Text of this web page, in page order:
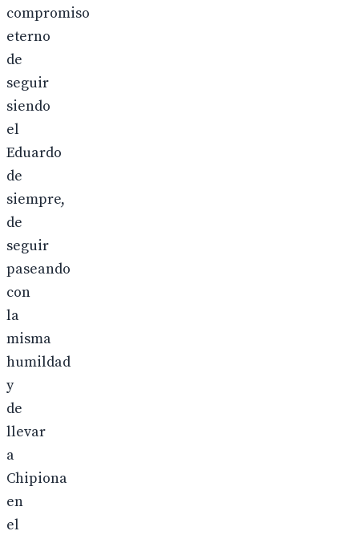
compromiso
eterno
de
seguir
siendo
el
Eduardo
de
siempre,
de
seguir
paseando
con
la
misma
humildad
y
de
llevar
a
Chipiona
en
el